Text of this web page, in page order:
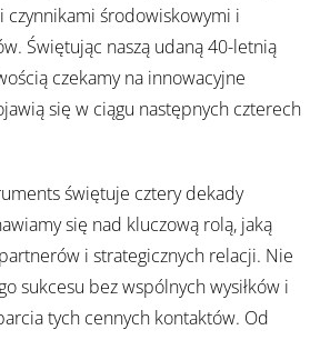
środowiskowymi i
Świętując naszą udaną 40-letnią
czekamy na innowacyjne
się w ciągu następnych czterech
świętuje cztery dekady
się nad kluczową rolą, jaką
i strategicznych relacji. Nie
sukcesu bez wspólnych wysiłków i
tych cennych kontaktów. Od